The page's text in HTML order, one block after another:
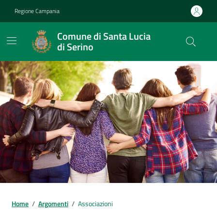
Regione Campania
Comune di Santa Lucia
di Serino
Home / Argomenti / Associazioni